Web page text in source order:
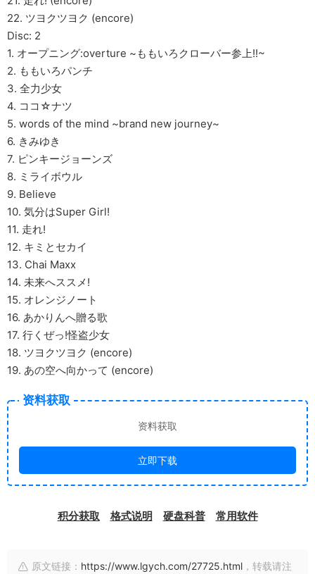
22. ツヨクツヨク (encore)
Disc: 2
1. オープニング:overture ~ももいろクローバー参上!!~
2. ももいろパンチ
3. 全力少女
4. ココ☆ナツ
5. words of the mind ~brand new journey~
6. きみゆき
7. ピンキージョーンズ
8. ミライボウル
9. Believe
10. 気分はSuper Girl!
11. 走れ!
12. キミとセカイ
13. Chai Maxx
14. 未来へススメ!
15. オレンジノート
16. あかりんへ贈る歌
17. 行くぜっ!怪盗少女
18. ツヨクツヨク (encore)
19. あの空へ向かって (encore)
资料获取
资料获取
立即下载
积分获取 格式说明 硬盘科普 常用软件
原文链接： https://www.lgych.com/27725.html ，转载请注